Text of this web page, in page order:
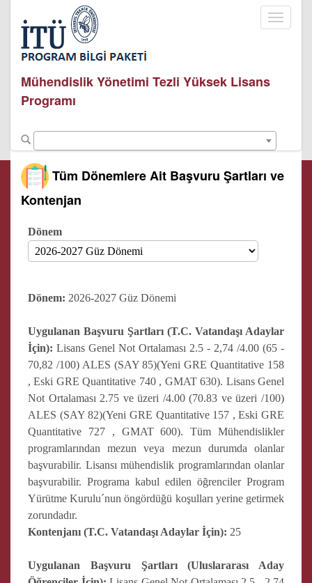
Toggle
Mühendislik Yönetimi Tezli Yüksek Lisans
Programı
Tüm Dönemlere Ait Başvuru Şartları ve
Kontenjan
Dönem
Dönem: 2026-2027 Güz Dönemi
Uygulanan Başvuru Şartları (T.C. Vatandaşı Adaylar
İçin): Lisans Genel Not Ortalaması 2.5 - 2,74 /4.00 (65 -
70,82 /100) ALES (SAY 85)(Yeni GRE Quantitative 158
, Eski GRE Quantitative 740 , GMAT 630). Lisans Genel
Not Ortalaması 2.75 ve üzeri /4.00 (70.83 ve üzeri /100)
ALES (SAY 82)(Yeni GRE Quantitative 157 , Eski GRE
Quantitative 727 , GMAT 600). Tüm Mühendislikler
programlarından mezun veya mezun durumda olanlar
başvurabilir. Lisansı mühendislik programlarından olanlar
başvurabilir. Programa kabul edilen öğrenciler Program
Yürütme Kurulu´nun öngördüğü koşulları yerine getirmek
zorundadır.
Kontenjanı (T.C. Vatandaşı Adaylar İçin): 25
Uygulanan Başvuru Şartları (Uluslararası Aday